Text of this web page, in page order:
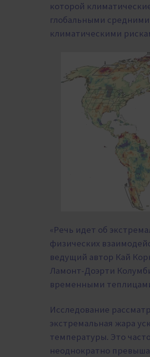
которой
глобальными
климатическими
«Речь идет об
физических
ведущий автор Кай
Ламонт-Доэрти
временными
Исследование
экстремальная жара
температуры. Это
неоднократно